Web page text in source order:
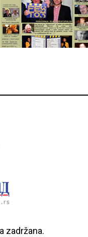
zadržana.